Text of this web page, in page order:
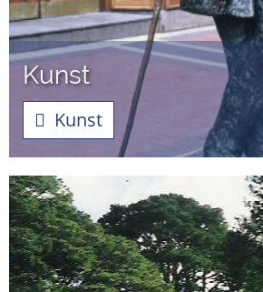
Kunst
Kunst